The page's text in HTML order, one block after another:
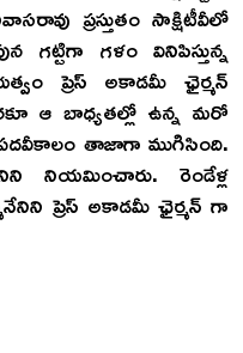
ప్రస్తుతం సాక్షిటీవీలో
గట్టిగా గళం వినిపిస్తున్న
ప్రెస్ అకాడమీ ఛైర్మన్
ఆ బాధ్యతల్లో ఉన్న మరో
పదవీకాలం తాజాగా ముగిసింది.
నియమించారు. రెండేళ్ల
ప్రెస్ అకాడమీ ఛైర్మన్ గా